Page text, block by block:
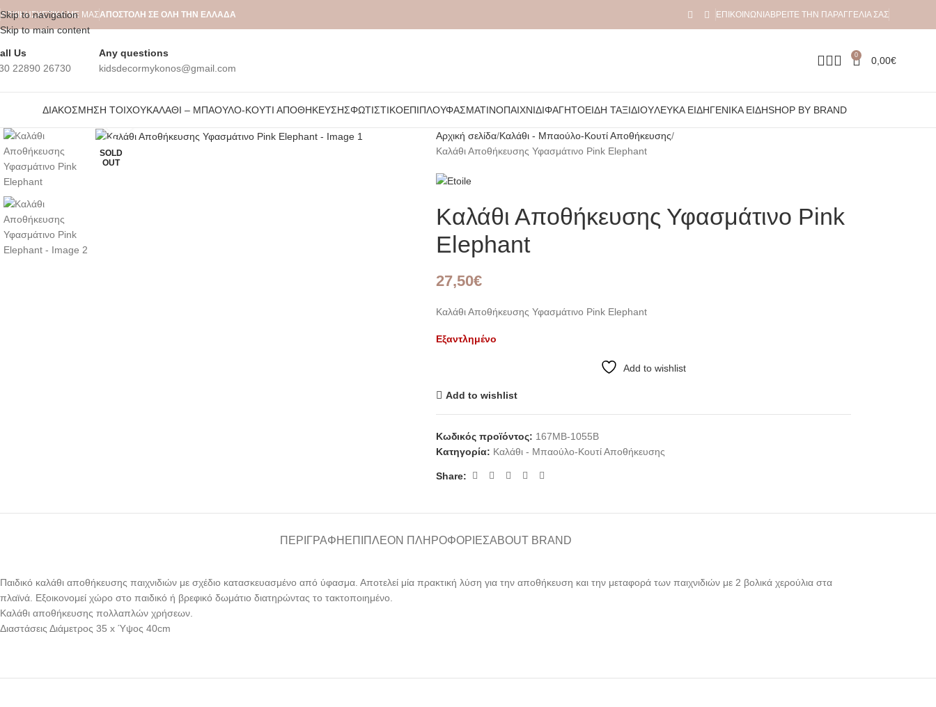
Skip to navigation
Skip to main content
ΑΡΧΙΚΉΣΧΕΤΙΚΆ ΜΕ ΜΑΣΑΠΟΣΤΟΛΗ ΣΕ ΟΛΗ ΤΗΝ ΕΛΛΑΔΑ ΕΠΙΚΟΙΝΩΝΊΑΒΡΕΊΤΕ ΤΗΝ ΠΑΡΑΓΓΕΛΊΑ ΣΑΣ
Us
22890 26730
Any questions
kidsdecormykonos@gmail.com
0 0,00€
ΔΙΑΚΌΣΜΗΣΗ ΤΟΊΧΟΥΚΑΛΆΘΙ – ΜΠΑΟΎΛΟ-ΚΟΥΤΊ ΑΠΟΘΉΚΕΥΣΗΣΦΩΤΙΣΤΙΚΌΈΠΙΠΛΟΥΦΑΣΜΆΤΙΝΟΠΑΙΧΝΊΔΙΦΑΓΗΤΌΕΊΔΗ ΤΑΞΙΔΙΟΎΛΕΥΚΆ ΕΊΔΗΓΕΝΙΚΆ ΕΊΔΗSHOP BY BRAND
SOLD
OUT
Click to enlarge
Αρχική σελίδα Καλάθι - Μπαούλο-Κουτί Αποθήκευσης
Καλάθι Αποθήκευσης Υφασμάτινο Pink Elephant
Καλάθι Αποθήκευσης Υφασμάτινο Pink
Elephant
27,50€
Καλάθι Αποθήκευσης Υφασμάτινο Pink Elephant
Εξαντλημένο
Add to wishlist
Add to wishlist
Κωδικός προϊόντος: 167MB-1055B
Κατηγορία: Καλάθι - Μπαούλο-Κουτί Αποθήκευσης
Share:
ΠΕΡΙΓΡΑΦΉ ΕΠΙΠΛΈΟΝ ΠΛΗΡΟΦΟΡΊΕΣABOUT BRAND
Παιδικό καλάθι αποθήκευσης παιχνιδιών με σχέδιο κατασκευασμένο από ύφασμα. Αποτελεί μία πρακτική λύση για την αποθήκευση και την μεταφορά των παιχνιδιών με 2 βολικά χερούλια στα
πλαϊνά. Εξοικονομεί χώρο στο παιδικό ή βρεφικό δωμάτιο διατηρώντας το τακτοποιημένο.
Καλάθι αποθήκευσης πολλαπλών χρήσεων.
Διαστάσεις Διάμετρος 35 x Ύψος 40cm